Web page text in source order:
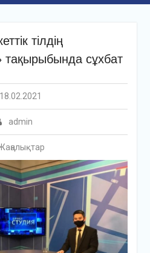
тілдің
тақырыбында сұхбат
18.02.2021
admin